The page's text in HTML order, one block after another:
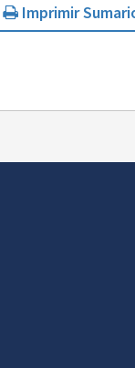
Imprimir